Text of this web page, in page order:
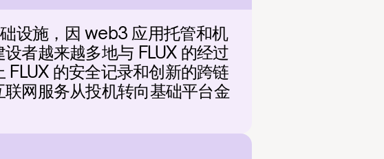
设施，因 web3 应用托管和机
者越来越多地与 FLUX 的经过
的安全记录和创新的跨链
网服务从投机转向基础平台金